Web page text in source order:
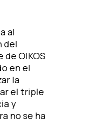
al
del
OIKOS
en el
la
el triple
y
no se ha